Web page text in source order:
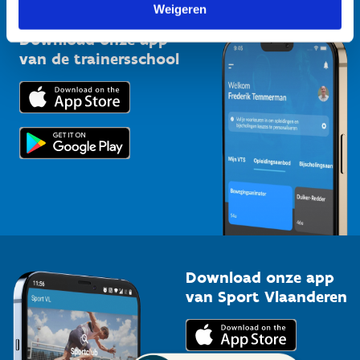
Weigeren
Bedrijven
Trainers en begeleiders
Topsporters
Kennisplatform
Downloads
Voor de pers
Download onze app
van de trainersschool
Download onze app
van Sport Vlaanderen